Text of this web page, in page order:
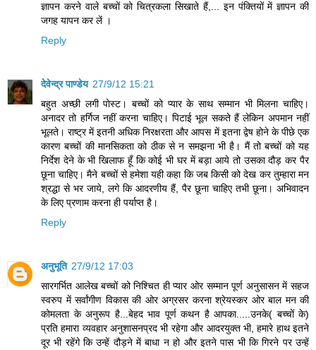
ज्ञापन करने वाले बच्चों को चित्रकला सिखाते हैं,... इन पंक्तियों में ज्ञापन की
जगह यापन कर लें ।
Reply
देवेन्द्र पाण्डेय 27/9/12 15:21
बहुत अच्छी लगी पोस्ट। बच्चों को प्यार के साथ सम्मान भी मिलना चाहिए।
अनादर तो हर्गिज नहीं करना चाहिए। पिटाई भूल सकते हैं लेकिन अपमान नहीं
भूलते। राष्ट्र में इतनी अधिक निरक्षरता और आपस में इतना द्वेष होने के पीछे एक
कारण बच्चों की मानसिकता को ठीक से न समझना भी है। मैं तो बच्चों को यह
निर्देश देने के भी खिलाफ हूँ कि कोई भी घर में बड़ा आये तो उसका दौड़ कर पैर
छूना चाहिए। मैने बच्चों से हमेशा यही कहा कि जब किसी को देख कर तुम्हारा मन
श्रद्धा से भर जाये, लगे कि आदरणीय हैं, पैर छूना चाहिए तभी छूना। अभिवादन
के लिए प्रणाम करना ही पर्याप्त है।
Reply
अनुभूति 27/9/12 17:03
सारगर्भित आलेख बच्चों को निश्चित ही प्यार ओर सम्मान पूर्ण अनुसासन में सहज
स्वरुप में सर्वांगीण विकास की ओर अग्रसर करना श्रेयस्कर ओर बाल मन की
कोमलता के अनुरूप है...बेहद भाव पूर्ण कथन है आपका.....उनके( बच्चों के)
प्रति हमारा व्यवहार अनुशासनप्रद भी रहेगा और आदरयुक्त भी, हमारे हाथ इतने
दूर भी रहेंगे कि उन्हें दौड़ने में बाधा न हो और इतने पास भी कि गिरने पर उन्हें